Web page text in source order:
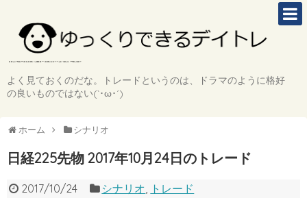
よく見ておくのだな。トレードというのは、ドラマのように格好
の良いものではない(`･ω･´)
ホーム シナリオ
日経225先物 2017年10月24日のトレード
2017/10/24 シナリオ トレード